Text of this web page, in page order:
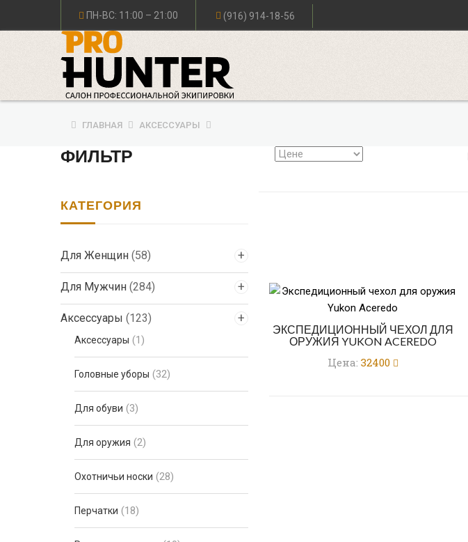
ПН-ВС: 11:00 – 21:00 (916) 914-18-56
ГЛАВНАЯ АКСЕССУАРЫ
ФИЛЬТР
КАТЕГОРИЯ
Для Женщин (58)
Для Мужчин (284)
Аксессуары (123)
Аксессуары (1)
Головные уборы (32)
Для обуви (3)
Для оружия (2)
Охотничьи носки (28)
Перчатки (18)
ЭКСПЕДИЦИОННЫЙ ЧЕХОЛ ДЛЯ
ОРУЖИЯ YUKON ACEREDO
Цена: 32400